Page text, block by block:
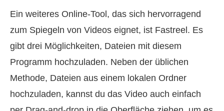
Ein weiteres Online-Tool, das sich hervorragend
zum Spiegeln von Videos eignet, ist Fastreel. Es
gibt drei Möglichkeiten, Dateien mit diesem
Programm hochzuladen. Neben der üblichen
Methode, Dateien aus einem lokalen Ordner
hochzuladen, kannst du das Video auch einfach